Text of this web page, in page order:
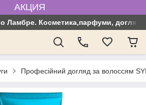
АКЦИЯ
Ламбре. Косметика,парфуми, догляд
Професійний догляд за волоссям